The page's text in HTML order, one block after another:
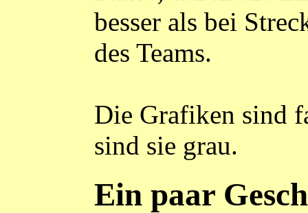
besser als bei
des Teams.
Die Grafiken sind
sind sie grau.
Ein paar